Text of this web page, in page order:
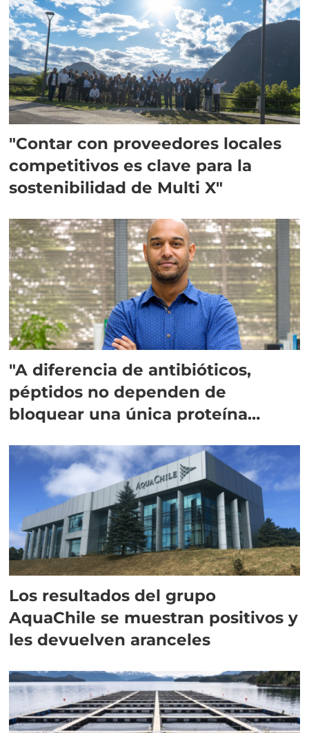
"Contar con proveedores locales
competitivos es clave para la
sostenibilidad de Multi X"
"A diferencia de antibióticos,
péptidos no dependen de
bloquear una única proteína
Los resultados del grupo
AquaChile se muestran positivos y
les devuelven aranceles